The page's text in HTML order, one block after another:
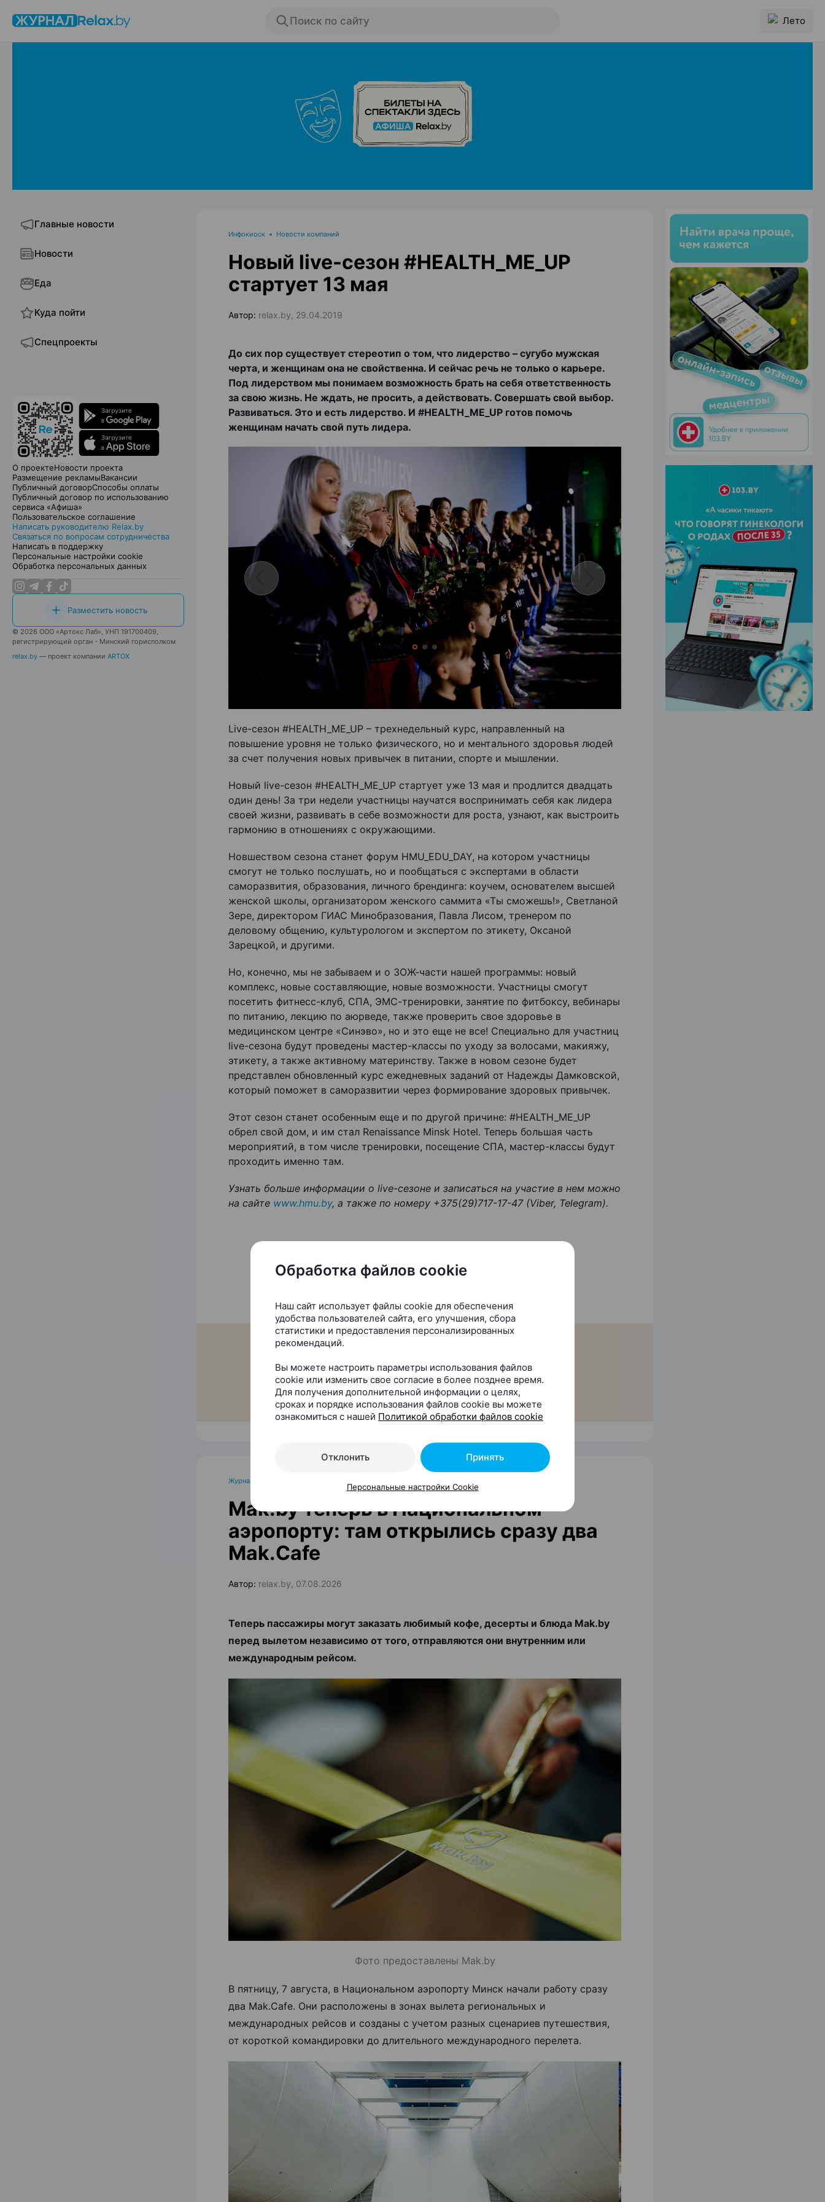
Поиск по сайту Лето
ЭФФЕКТИВНАЯ РЕКЛАМА НА САЙТЕ
Главные новости
Новости
Еда
Куда пойти
Спецпроекты
О проектеНовости проекта
Размещение рекламыВакансии
Публичный договорСпособы оплаты
Публичный договор по использованию
сервиса «Афиша»
Пользовательское соглашение
Написать руководителю Relax.by
Связаться по вопросам сотрудничества
Написать в поддержку
Персональные настройки cookie
Обработка персональных данных
Разместить новость
© 2026 ООО «Артокс Лаб», УНП 191700409,
регистрирующий орган - Минский горисполком
relax.by — проект компании ARTOX
Инфокиоск • Новости компаний
Новый live-сезон #HEALTH_ME_UP
стартует 13 мая
Автор: relax.by, 29.04.2019
До сих пор существует стереотип о том, что лидерство – сугубо мужская
черта, и женщинам она не свойственна. И сейчас речь не только о карьере.
Под лидерством мы понимаем возможность брать на себя ответственность
за свою жизнь. Не ждать, не просить, а действовать. Совершать свой выбор.
Развиваться. Это и есть лидерство. И #HEALTH_ME_UP готов помочь
женщинам начать свой путь лидера.
Live-сезон #HEALTH_ME_UP – трехнедельный курс, направленный на
повышение уровня не только физического, но и ментального здоровья людей
за счет получения новых привычек в питании, спорте и мышлении.
Новый live-сезон #HEALTH_ME_UP стартует уже 13 мая и продлится двадцать
один день! За три недели участницы научатся воспринимать себя как лидера
своей жизни, развивать в себе возможности для роста, узнают, как выстроить
гармонию в отношениях с окружающими.
Новшеством сезона станет форум HMU_EDU_DAY, на котором участницы
смогут не только послушать, но и пообщаться с экспертами в области
саморазвития, образования, личного брендинга: коучем, основателем высшей
женской школы, организатором женского саммита «Ты сможешь!», Светланой
Зере, директором ГИАС Минобразования, Павла Лисом, тренером по
деловому общению, культурологом и экспертом по этикету, Оксаной
Зарецкой, и другими.
Но, конечно, мы не забываем и о ЗОЖ-части нашей программы: новый
комплекс, новые составляющие, новые возможности. Участницы смогут
посетить фитнесс-клуб, СПА, ЭМС-тренировки, занятие по фитбоксу, вебинары
по питанию, лекцию по аюрведе, также проверить свое здоровье в
медицинском центре «Синэво», но и это еще не все! Специально для участниц
live-сезона будут проведены мастер-классы по уходу за волосами, макияжу,
этикету, а также активному материнству. Также в новом сезоне будет
представлен обновленный курс ежедневных заданий от Надежды Дамковской,
который поможет в саморазвитии через формирование здоровых привычек.
Этот сезон станет особенным еще и по другой причине: #HEALTH_ME_UP
обрел свой дом, и им стал Renaissance Minsk Hotel. Теперь большая часть
мероприятий, в том числе тренировки, посещение СПА, мастер-классы будут
проходить именно там.
Узнать больше информации о live-сезоне и записаться на участие в нем можно
на сайте www.hmu.by, а также по номеру +375(29)717-17-47 (Viber, Telegram).
ЭФФЕКТИВНАЯ РЕКЛАМА НА САЙТЕ
Журнал
Mak.by теперь в Национальном
аэропорту: там открылись сразу два
Mak.Cafe
Автор: relax.by, 07.08.2026
Теперь пассажиры могут заказать любимый кофе, десерты и блюда Mak.by
перед вылетом независимо от того, отправляются они внутренним или
международным рейсом.
Фото предоставлены Mak.by
В пятницу, 7 августа, в Национальном аэропорту Минск начали работу сразу
два Mak.Cafe. Они расположены в зонах вылета региональных и
международных рейсов и созданы с учетом разных сценариев путешествия,
от короткой командировки до длительного международного перелета.
ЭФФЕКТИВНАЯ РЕКЛАМА НА САЙТЕ
ЭФФЕКТИВНАЯ РЕКЛАМА НА САЙТЕ
Обработка файлов cookie
Наш сайт использует файлы cookie для обеспечения
удобства пользователей сайта, его улучшения, сбора
статистики и предоставления персонализированных
рекомендаций.
Вы можете настроить параметры использования файлов
cookie или изменить свое согласие в более позднее время.
Для получения дополнительной информации о целях,
сроках и порядке использования файлов cookie вы можете
ознакомиться с нашей Политикой обработки файлов cookie
Отклонить Принять
Персональные настройки Cookie